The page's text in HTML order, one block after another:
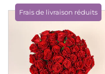
Frais de livraison réduits